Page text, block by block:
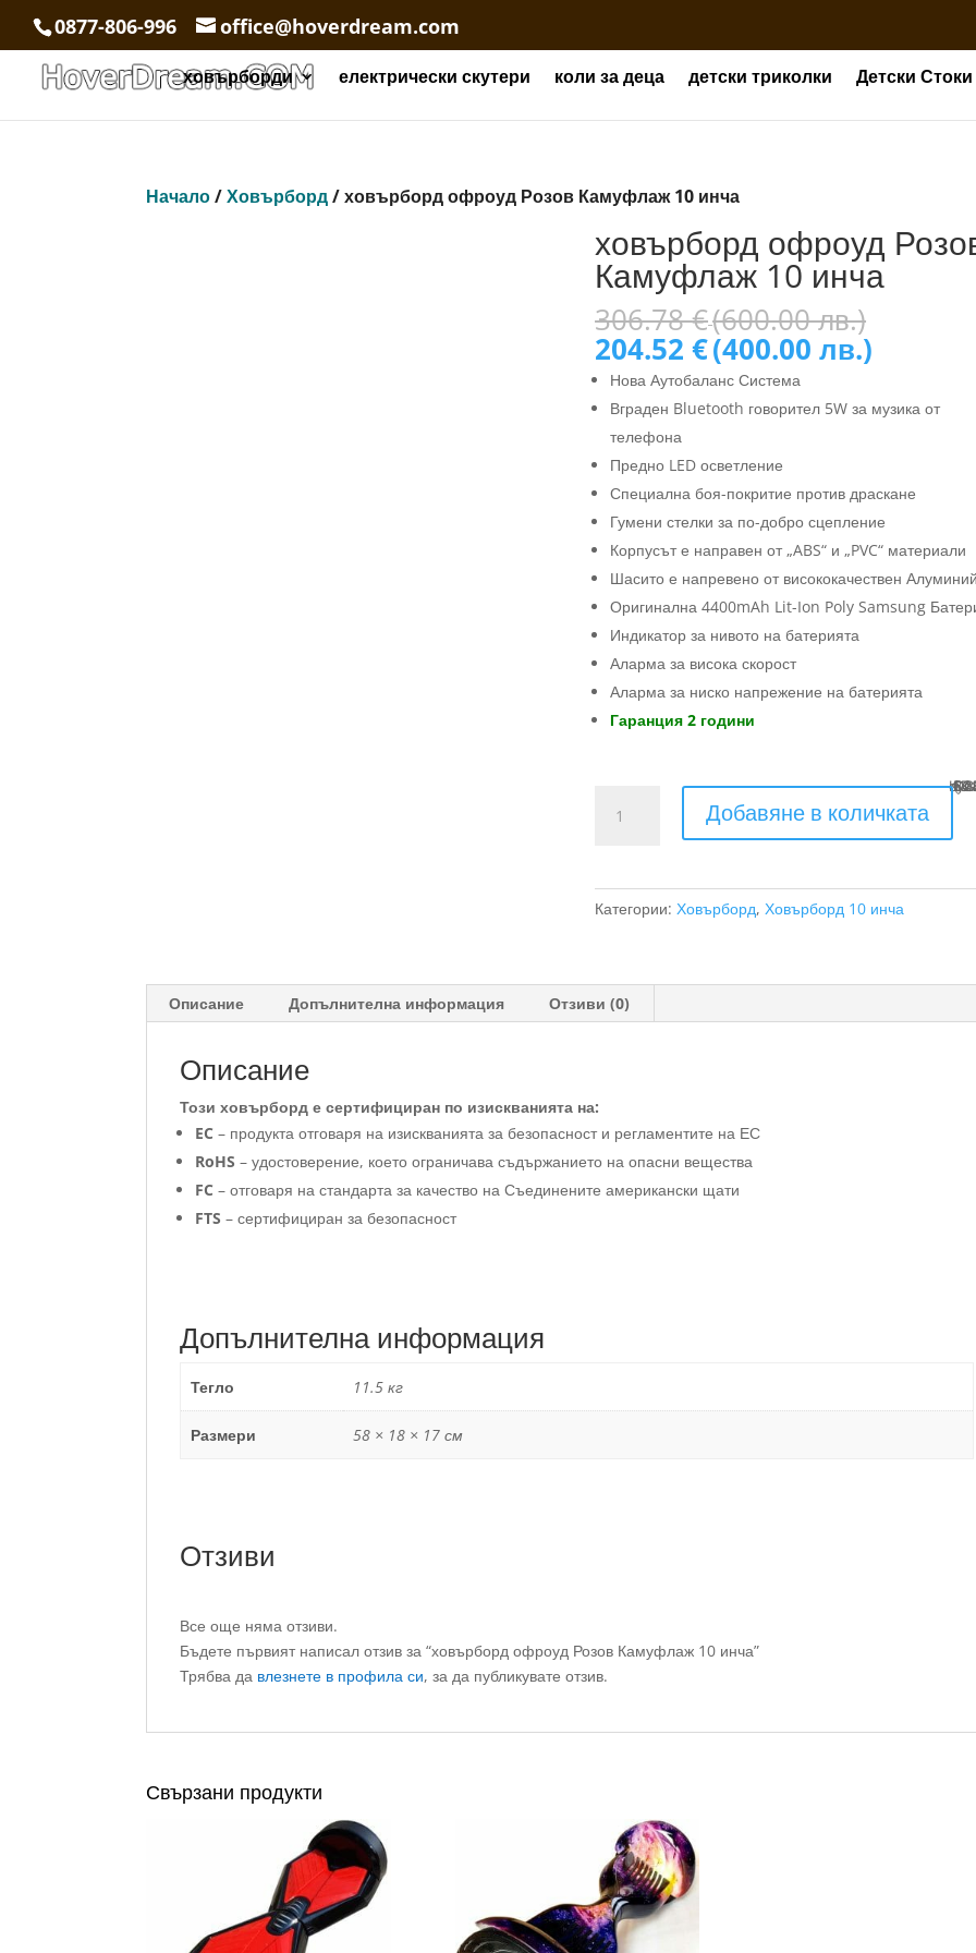
0877-806-996 office@hoverdream.com
ховърборди електрически скутери коли за деца детски триколки Детски Стоки
Начало/Ховърборд/ ховърборд офроуд Розов Камуфлаж 10 инча
ховърборд офроуд
Камуфлаж 10 инча
306.78€(600.00 лв.)
(600.00
204.52€(400.00 лв.)
е:
204.52 €
Нова Аутобаланс Система
Вграден Bluetooth говорител 5W за музика от
телефона
Предно LED осветление
Специална боя-покритие против драскане
Гумени стелки за по-добро сцепление
Корпусът е направен от „ABS“ и „PVC“ материали
Шасито е напревено от висококачествен Алуминий
Оригинална 4400mAh Lit-Ion Poly Samsung
Индикатор за нивото на батерията
Аларма за висока скорост
Аларма за ниско напрежение на батерията
Гаранция 2 години
Камуфлаж
Добавяне в количката
Купи с13 x €28.01 (13
Категории:Ховърборд,Ховърборд 10 инча
Описание Допълнителна информация Отзиви (0)
Описание
Този ховърборд е сертифициран по изискванията на:
EC – продукта отговаря на изискванията за безопасност и регламентите на ЕС
RoHS – удостоверение, което ограничава съдържанието на опасни вещества
FC – отговаря на стандарта за качество на Съединените американски щати
FTS – сертифициран за безопасност
Допълнителна информация
Тегло 11.5 кг
Размери 58 × 18 × 17 см
Отзиви
Все още няма отзиви.
Бъдете първият написал отзив за “ховърборд офроуд Розов Камуфлаж 10 инча”
Трябва да влезнете в профила си, за да публикувате отзив.
Свързани продукти